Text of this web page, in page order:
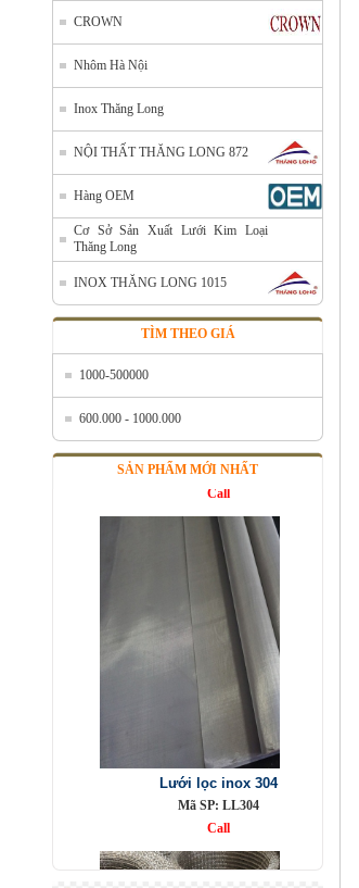
CROWN
Nhôm Hà Nội
Inox Thăng Long
NỘI THẤT THĂNG LONG 872
Hàng OEM
Cơ Sở Sản Xuất Lưới Kim Loại
Thăng Long
INOX THĂNG LONG 1015
TÌM THEO GIÁ
1000-500000
600.000 - 1000.000
SẢN PHẨM MỚI NHẤT
Bán lưới inox tại Hà Nội
Lưới lọc inox 304
Mã SP: LL304
Call